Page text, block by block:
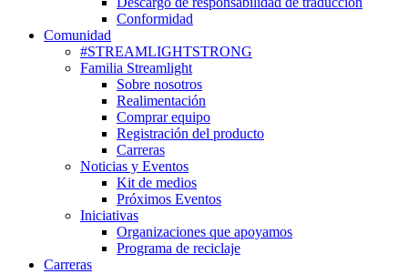
Conformidad
Comunidad
#STREAMLIGHTSTRONG
Familia Streamlight
Sobre nosotros
Realimentación
Comprar equipo
Registración del producto
Carreras
Noticias y Eventos
Kit de medios
Próximos Eventos
Iniciativas
Organizaciones que apoyamos
Programa de reciclaje
Carreras